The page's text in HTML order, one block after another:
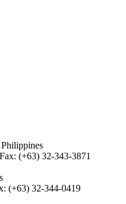
(+63) 32-343-3871
(+63) 32-344-0419